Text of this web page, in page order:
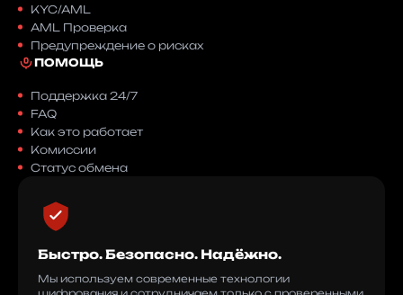
KYC/AML
AML Проверка
Предупреждение о рисках
ПОМОЩЬ
Поддержка 24/7
FAQ
Как это работает
Комиссии
Статус обмена
Быстро. Безопасно. Надёжно.
Мы используем современные технологии